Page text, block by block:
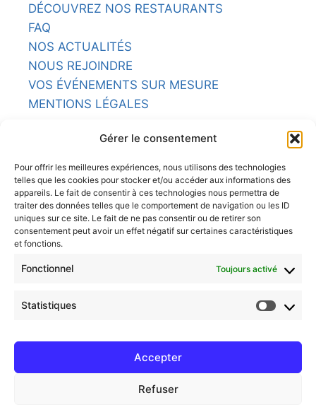
Gérer le consentement
Pour offrir les meilleures expériences, nous utilisons des technologies
telles que les cookies pour stocker et/ou accéder aux informations des
appareils. Le fait de consentir à ces technologies nous permettra de
traiter des données telles que le comportement de navigation ou les ID
uniques sur ce site. Le fait de ne pas consentir ou de retirer son
consentement peut avoir un effet négatif sur certaines caractéristiques
et fonctions.
Fonctionnel Toujours activé
Statistiques
Accepter
Refuser
DÉCOUVREZ NOS RESTAURANTS
FAQ
NOS ACTUALITÉS
NOUS REJOINDRE
VOS ÉVÉNEMENTS SUR MESURE
MENTIONS LÉGALES
NOS RESTAURANTS
L'ARMORIC
LA POTINIÈRE
LE BRITANNIA
LE CAVOK
© 2026 BISTROT SOLEIL